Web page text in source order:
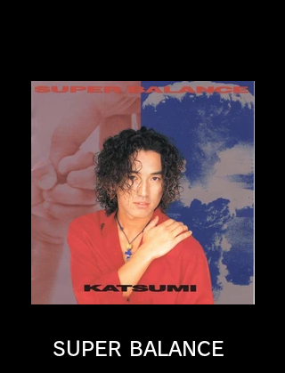
SUPER BALANCE